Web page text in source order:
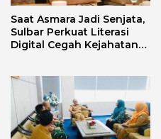
Saat Asmara Jadi Senjata,
Sulbar Perkuat Literasi
Digital Cegah Kejahatan